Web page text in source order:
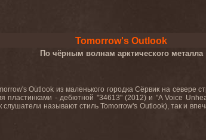
Tomorrow's Outlook
По чёрным волнам арктического металла
Outlook из маленького городка Сёрвик на
пластинками - дебютной "34613" (2012) и "A Voice
называют стиль Tomorrow's Outlook), так и